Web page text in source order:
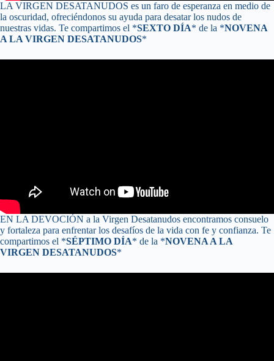
LA VIRGEN DESATANUDOS es un faro de esperanza en medio de
la oscuridad, ofreciéndonos su ayuda para desatar los nudos de
nuestras vidas. Te compartimos el *SEXTO DÍA* de la *NOVENA
A LA VIRGEN DESATANUDOS*
EN LA DEVOCIÓN a la Virgen Desatanudos encontramos consuelo
y fortaleza para enfrentar los desafíos de la vida con fe y confianza. Te
compartimos el *SÉPTIMO DÍA* de la *NOVENA A LA
VIRGEN DESATANUDOS*
He leído y acepto la Política de Privacidad
Ver Política de Privacidad